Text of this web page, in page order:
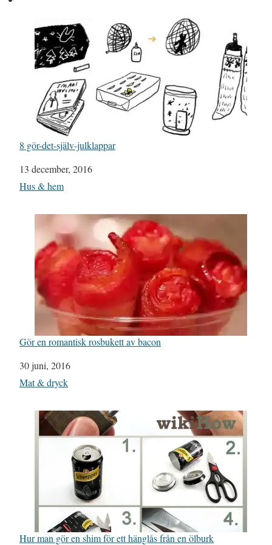
8 gör-det-själv-julklappar
Datum
13 december, 2016
I relation till
Hus & hem
Gör en romantisk rosbukett av bacon
Datum
30 juni, 2016
I relation till
Mat & dryck
Hur man gör en shim för ett hänglås från en ölburk